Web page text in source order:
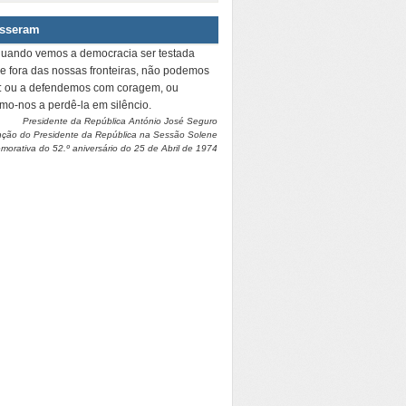
vemos a democracia ser testada
fora das nossas fronteiras, não podemos
ou a defendemos com coragem, ou
nos a perdê-la em silêncio.
Presidente da República António José Seguro
do Presidente da República na Sessão Solene
do 52.º aniversário do 25 de Abril de 1974